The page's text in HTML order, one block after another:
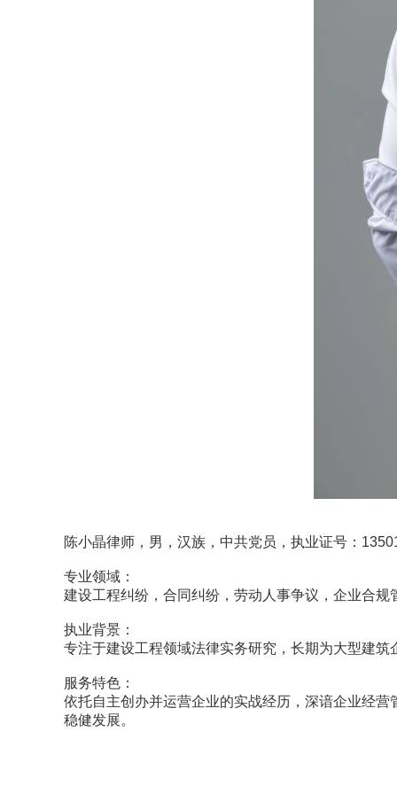
陈小晶律师，男，汉族，中共党员，执业证号：
专业领域：
建设工程纠纷，合同纠纷，劳动人事争议，企业合规
执业背景：
专注于建设工程领域法律实务研究，长期为大型建
服务特色：
依托自主创办并运营企业的实战经历，深谙企业经
稳健发展。